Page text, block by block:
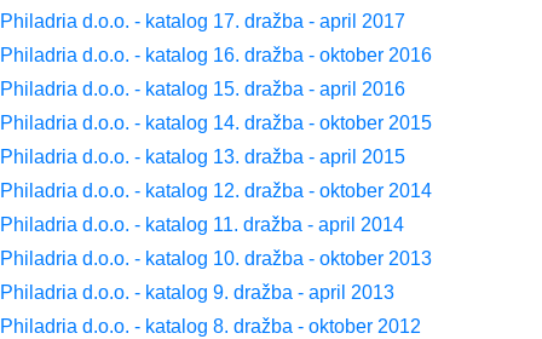
Philadria d.o.o. - katalog 17. dražba - april 2017
Philadria d.o.o. - katalog 16. dražba - oktober 2016
Philadria d.o.o. - katalog 15. dražba - april 2016
Philadria d.o.o. - katalog 14. dražba - oktober 2015
Philadria d.o.o. - katalog 13. dražba - april 2015
Philadria d.o.o. - katalog 12. dražba - oktober 2014
Philadria d.o.o. - katalog 11. dražba - april 2014
Philadria d.o.o. - katalog 10. dražba - oktober 2013
Philadria d.o.o. - katalog 9. dražba - april 2013
Philadria d.o.o. - katalog 8. dražba - oktober 2012